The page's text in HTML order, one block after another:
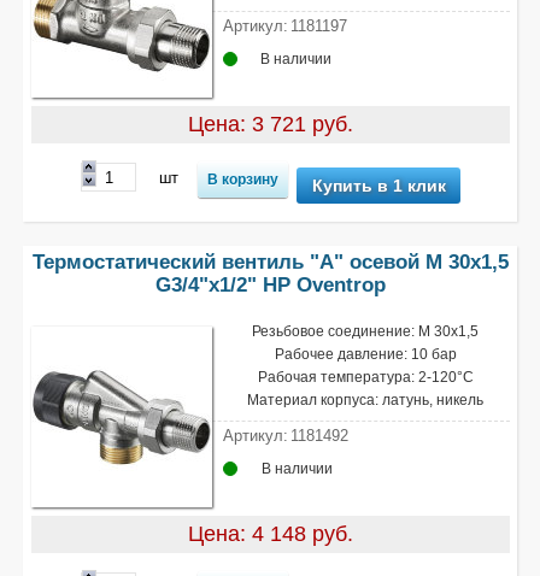
Артикул: 1181197
В наличии
Цена: 3 721 руб.
шт Купить в 1 клик
Термостатический вентиль "A" осевой М 30х1,5
G3/4"х1/2" НР Oventrop
Резьбовое соединение: М 30х1,5
Рабочее давление: 10 бар
Рабочая температура: 2-120°С
Материал корпуса: латунь, никель
Артикул: 1181492
В наличии
Цена: 4 148 руб.